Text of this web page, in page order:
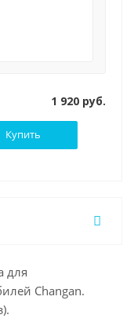
1 920 руб.
Купить
для
Changan.